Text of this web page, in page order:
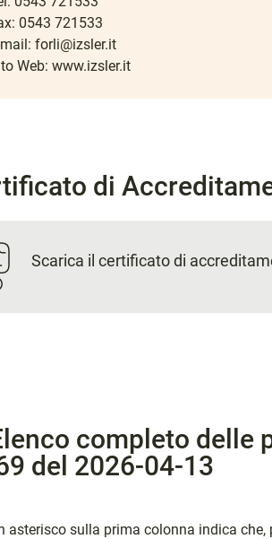
0543 721533
forli@izsler.it
Web: www.izsler.it
di
Scarica il certificato di
completo delle
del 2026-04-13
asterisco sulla prima colonna indica